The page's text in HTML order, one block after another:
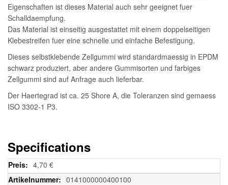
Eigenschaften ist dieses Material auch sehr geeignet fuer
Schalldaempfung.
Das Material ist einseitig ausgestattet mit einem doppelseitigen
Klebestreifen fuer eine schnelle und einfache Befestigung.
Dieses selbstklebende Zellgummi wird standardmaessig in EPDM
schwarz produziert, aber andere Gummisorten und farbiges
Zellgummi sind auf Anfrage auch lieferbar.
Der Haertegrad ist ca. 25 Shore A, die Toleranzen sind gemaess
ISO 3302-1 P3.
Specifications
Weitere
Informationen
4,70 €
0141000000400100